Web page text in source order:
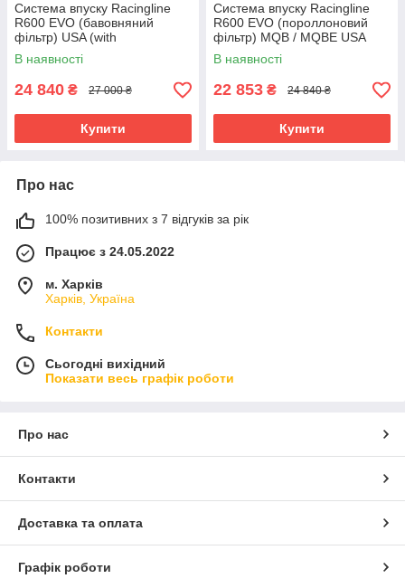
Система впуску Racingline
R600 EVO (бавовняний
фільтр) USA (with
SAI)/MQB/MQBE
В наявності
24 840 ₴ 27 000 ₴
Купити
Система впуску Racingline
R600 EVO (пороллоновий
фільтр) MQB / MQBE USA
(with SAI)
В наявності
22 853 ₴ 24 840 ₴
Купити
Про нас
100% позитивних з 7 відгуків за рік
Працює з 24.05.2022
м. Харків
Харків, Україна
Контакти
Сьогодні вихідний
Показати весь графік роботи
Про нас
Контакти
Доставка та оплата
Графік роботи